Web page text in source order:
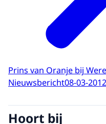
Prins van Oranje bij
Nieuwsbericht08-03-2012
Hoort bij